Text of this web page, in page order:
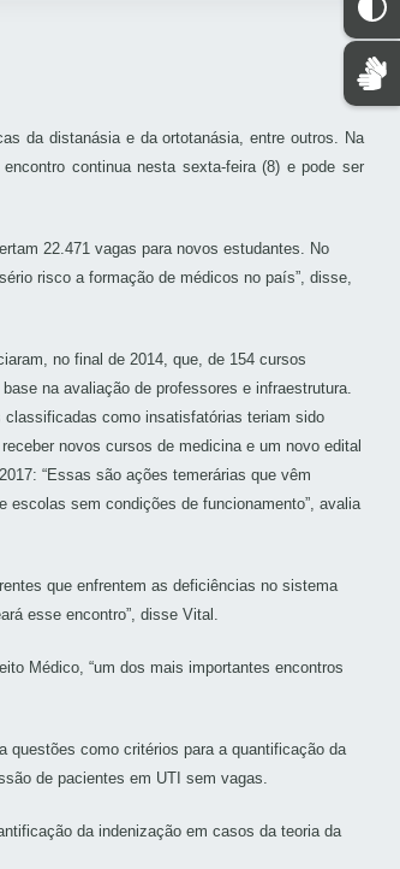
da distanásia e da ortotanásia, entre outros. Na
continua nesta sexta-feira (8) e pode ser
22.471 vagas para novos estudantes. No
risco a formação de médicos no país”, disse,
no final de 2014, que, de 154 cursos
na avaliação de professores e infraestrutura.
classificadas como insatisfatórias teriam sido
novos cursos de medicina e um novo edital
“Essas são ações temerárias que vêm
escolas sem condições de funcionamento”, avalia
que enfrentem as deficiências no sistema
esse encontro”, disse Vital.
Médico, “um dos mais importantes encontros
questões como critérios para a quantificação da
de pacientes em UTI sem vagas.
da indenização em casos da teoria da